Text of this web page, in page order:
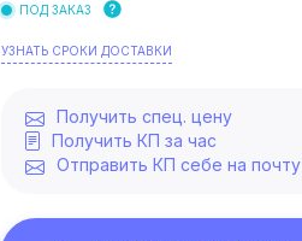
ПОД ЗАКАЗ
УЗНАТЬ СРОКИ ДОСТАВКИ
Получить спец. цену
Получить КП за час
Отправить КП себе на почту